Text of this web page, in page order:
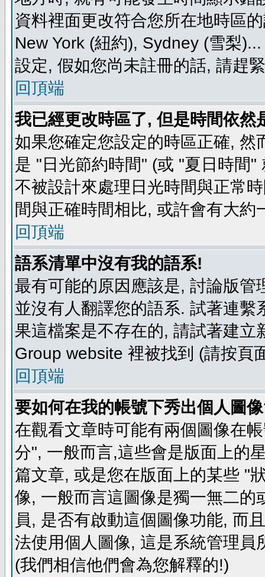
資料裡面更改符合您所在地時區
New York (紐約), Sydney (雪梨
設定, 假如您尚未註冊的話, 請趕
回頂端
我已經更改時區了, 但是時間依然
如果您確定您設定的時區正確,
是 "日光節約時間" (或 "夏日時間
不被設計來處理日光時間與正常
間與正確時間相比, 或許會有大約
回頂端
語系清單中沒有我的語系!
最有可能的原因應該是, 討論版
並沒有人翻譯您的語系. 試著連
果這檔案是不存在的, 請試著建
Group website 裡被找到 (請按頁
回頂端
要如何在我的帳號下秀出個人圖
在觀看文章時可能有兩個圖像在
分", 一般而言,這些會是版面上的
篇文章, 或是您在版面上的某些 "
像, 一般而言這圖像是獨一無二
員, 是否有啟動這個圖像功能, 而
法使用個人圖像, 這是系統管理
(我們相信他們會為您解釋的!)